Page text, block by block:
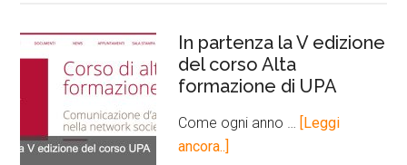
In partenza la V edizione
del corso Alta
formazione di UPA
Come ogni anno …
[Leggi
ancora..]